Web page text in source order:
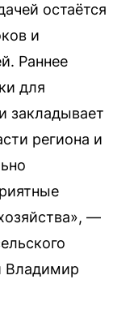
остаётся
и
Раннее
для
закладывает
региона и
—
Владимир